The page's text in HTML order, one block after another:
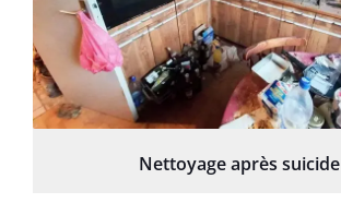
Nettoyage après suicide